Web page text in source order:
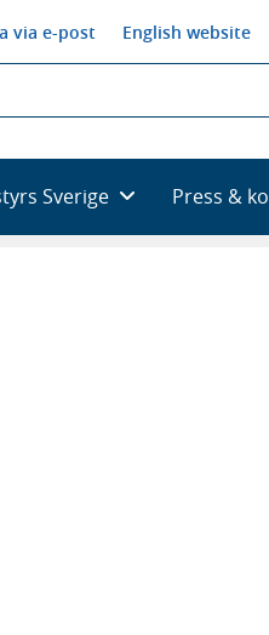
via e-post English website
Sverige Press &